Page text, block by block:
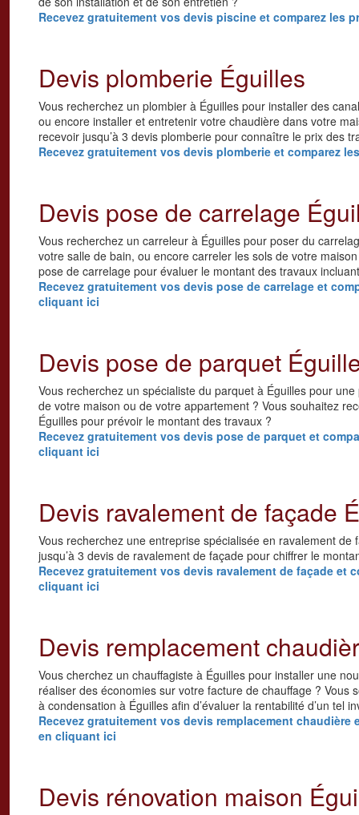
Recevez gratuitement vos devis piscine et comparez les
Devis plomberie Éguilles
Vous recherchez un plombier à Éguilles pour installer des
ou encore installer et entretenir votre chaudière dans votre
recevoir jusqu’à 3 devis plomberie pour connaître le prix des
Recevez gratuitement vos devis plomberie et comparez
Devis pose de carrelage
Vous recherchez un carreleur à Éguilles pour poser du
votre salle de bain, ou encore carreler les sols de votre
pose de carrelage pour évaluer le montant des travaux
Recevez gratuitement vos devis pose de carrelage et
cliquant ici
Devis pose de parquet
Vous recherchez un spécialiste du parquet à Éguilles pour
de votre maison ou de votre appartement ? Vous souhaitez
Éguilles pour prévoir le montant des travaux ?
Recevez gratuitement vos devis pose de parquet et
cliquant ici
Devis ravalement de façade
Vous recherchez une entreprise spécialisée en ravalement de
jusqu’à 3 devis de ravalement de façade pour chiffrer le
Recevez gratuitement vos devis ravalement de façade et
cliquant ici
Devis remplacement
Vous cherchez un chauffagiste à Éguilles pour installer une
réaliser des économies sur votre facture de chauffage ? Vous
à condensation à Éguilles afin d’évaluer la rentabilité d’un tel
Recevez gratuitement vos devis remplacement
en cliquant ici
Devis rénovation maison